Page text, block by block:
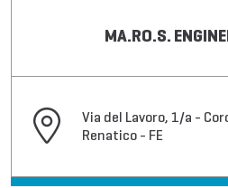
MA.RO.S.
Via del Lavoro, 1/a -
Renatico - FE